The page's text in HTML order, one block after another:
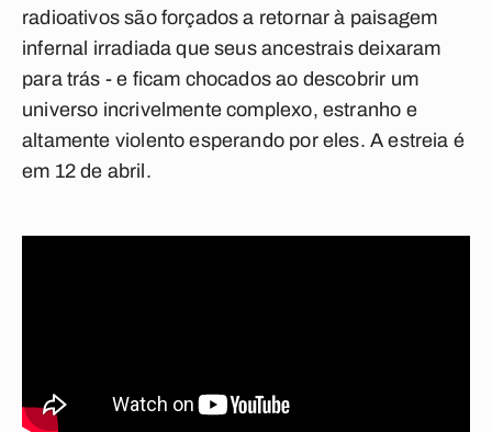
radioativos são forçados a retornar à paisagem
infernal irradiada que seus ancestrais deixaram
para trás - e ficam chocados ao descobrir um
universo incrivelmente complexo, estranho e
altamente violento esperando por eles. A estreia é
em 12 de abril.